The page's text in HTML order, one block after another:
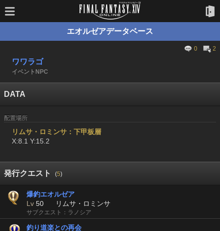
エオルゼアデータベース
0 2
ワワラゴ
イベントNPC
DATA
配置場所
リムサ・ロミンサ：下甲板層
X:8.1 Y:15.2
発行クエスト (5)
爆釣エオルゼア
Lv 50 リムサ・ロミンサ
サブクエスト：ラノシア
釣り道楽との再会